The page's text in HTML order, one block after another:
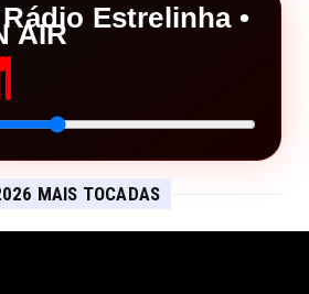
Estrelinha •
AIR
MAIS TOCADAS